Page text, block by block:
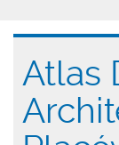
Atlas